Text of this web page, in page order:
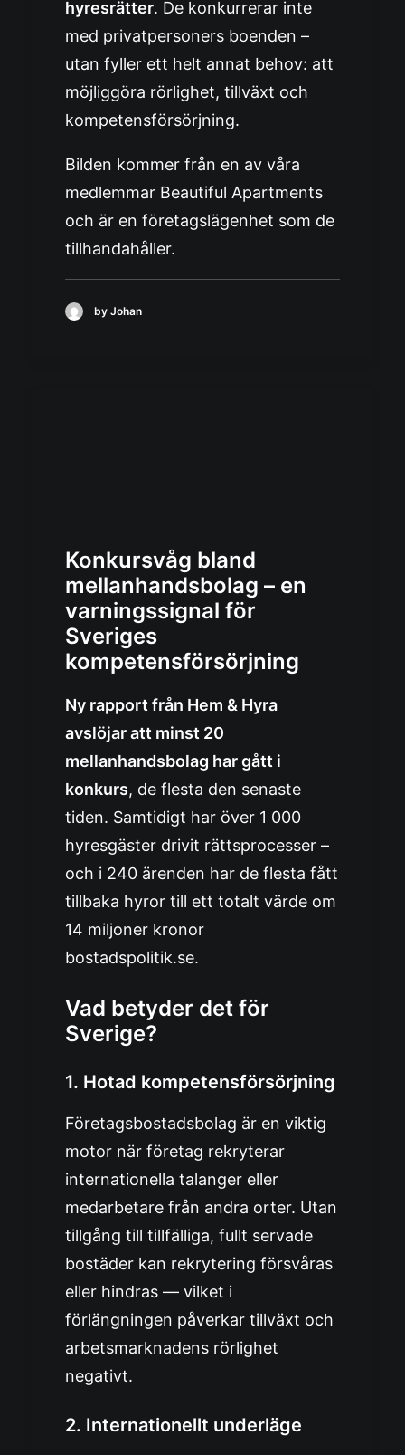
hyresrätter. De konkurrerar inte
med privatpersoners boenden –
utan fyller ett helt annat behov: att
möjliggöra rörlighet, tillväxt och
kompetensförsörjning.
Bilden kommer från en av våra
medlemmar Beautiful Apartments
och är en företagslägenhet som de
tillhandahåller.
by Johan
Konkursvåg bland
mellanhandsbolag – en
varningssignal för
Sveriges
kompetensförsörjning
Ny rapport från Hem & Hyra
avslöjar att minst 20
mellanhandsbolag har gått i
konkurs, de flesta den senaste
tiden. Samtidigt har över 1 000
hyresgäster drivit rättsprocesser –
och i 240 ärenden har de flesta fått
tillbaka hyror till ett totalt värde om
14 miljoner kronor
bostadspolitik.se.
Vad betyder det för
Sverige?
1. Hotad kompetensförsörjning
Företagsbostadsbolag är en viktig
motor när företag rekryterar
internationella talanger eller
medarbetare från andra orter. Utan
tillgång till tillfälliga, fullt servade
bostäder kan rekrytering försvåras
eller hindras — vilket i
förlängningen påverkar tillväxt och
arbetsmarknadens rörlighet
negativt.
2. Internationellt underläge